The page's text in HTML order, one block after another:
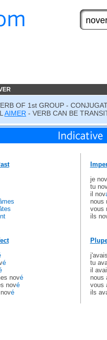
OF 1st GROUP -
AIMER - VERB CAN BE
é
nové
nové
é
je nov
tu
il nov
nous
vous
ils
tu
il
nous
vous
ils